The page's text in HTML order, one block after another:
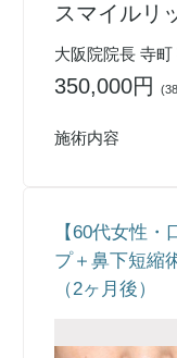
スマイルリ
大阪院院長 寺町
350,000円(
施術内容
【60代女性
プ＋鼻下短縮
（2ヶ月後）